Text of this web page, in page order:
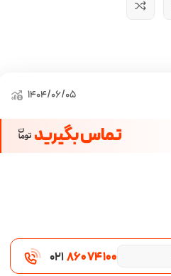
1404/06/05
تماس بگیرید
021 860 74 100